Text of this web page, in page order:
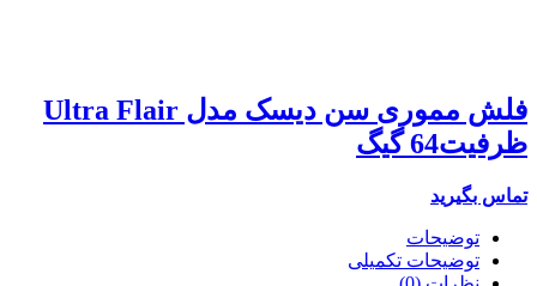
فلش مموری سن دیسک مدل Ultra Flair
ظرفیت64 گیگ
تماس بگیرید
توضیحات
توضیحات تکمیلی